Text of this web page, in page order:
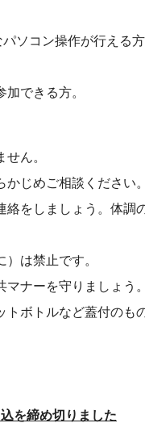
ソコン操作が行える方
できる方。
ん。
じめご相談ください。
をしましょう。体調
は禁止です。
ナーを守りましょう。
ボトルなど蓋付のも
を締め切りました